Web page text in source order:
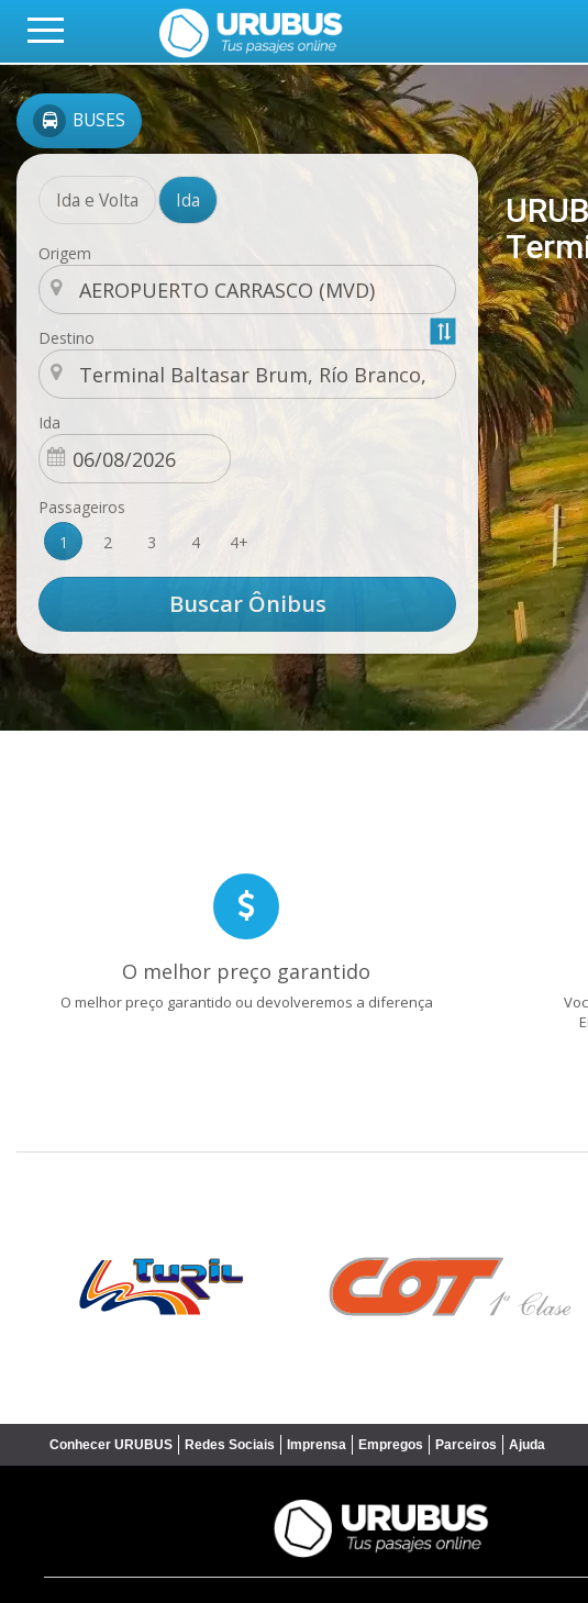
BUSES
Ida e Volta Ida
Origem
Destino
Ida
Passageiros
1
2 3 4 4+
| Os
O melhor preço garantido
O melhor preço garantido ou devolveremos a diferença
Conhecer URUBUS Redes Sociais Imprensa Empregos Parceiros Ajuda